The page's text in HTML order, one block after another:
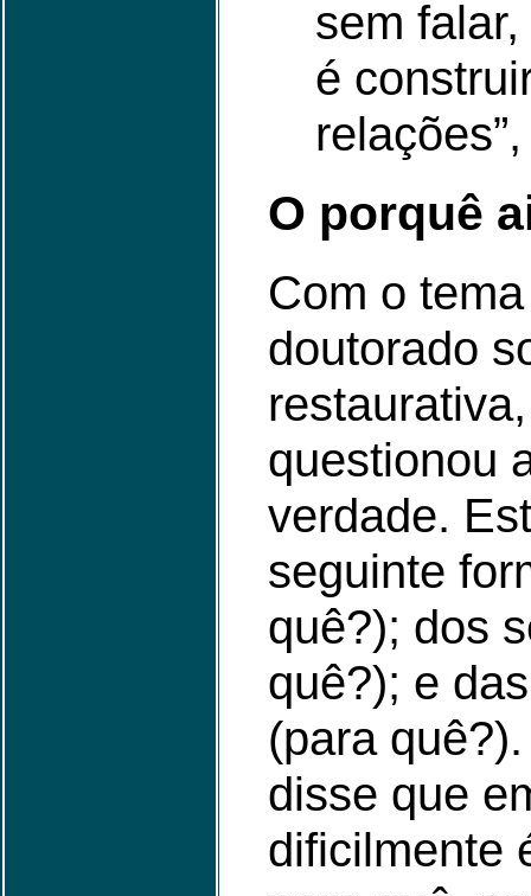
sem
é
O porquê
Com o
doutorado
questionou
verdade.
seguinte
quê?); dos
quê?); e
(para
disse que
dificilmente